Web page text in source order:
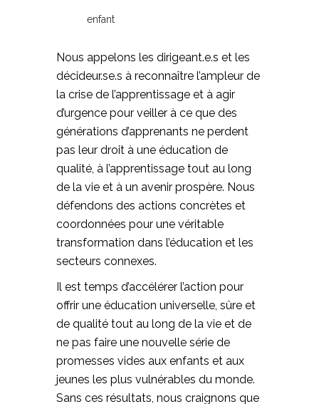
enfant
Nous appelons les dirigeant.e.s et les
décideur.se.s à reconnaître l’ampleur de
la crise de l’apprentissage et à agir
d’urgence pour veiller à ce que des
générations d’apprenants ne perdent
pas leur droit à une éducation de
qualité, à l’apprentissage tout au long
de la vie et à un avenir prospère. Nous
défendons des actions concrètes et
coordonnées pour une véritable
transformation dans l’éducation et les
secteurs connexes.
Il est temps d’accélérer l’action pour
offrir une éducation universelle, sûre et
de qualité tout au long de la vie et de
ne pas faire une nouvelle série de
promesses vides aux enfants et aux
jeunes les plus vulnérables du monde.
Sans ces résultats, nous craignons que